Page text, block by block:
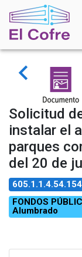
navigate_before
Solicitud
instalar el
parques
del 20 de
605.1.1.4.54.154
FONDOS
Alumbrado